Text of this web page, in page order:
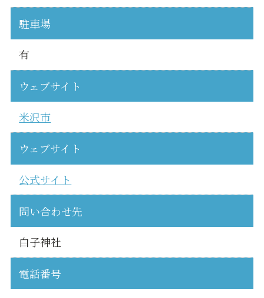
駐車場
有
ウェブサイト
米沢市
ウェブサイト
公式サイト
問い合わせ先
白子神社
電話番号